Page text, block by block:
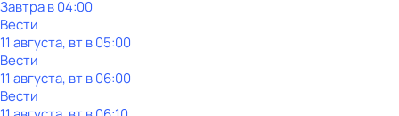
Завтра в 04:00
Вести
11 августа, вт в 05:00
Вести
11 августа, вт в 06:00
Вести